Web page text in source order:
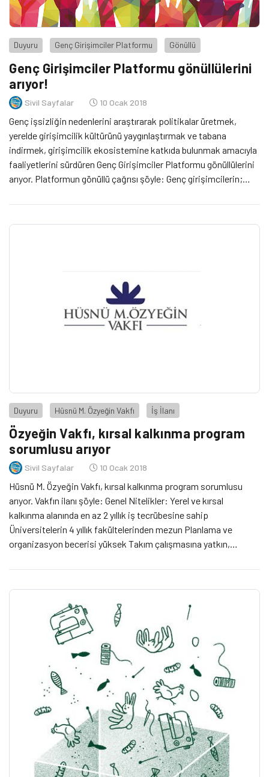
Duyuru Genç Girişimciler Platformu Gönüllü
Genç Girişimciler Platformu gönüllülerini
arıyor!
Sivil Sayfalar 10 Ocak 2018
Genç işsizliğin nedenlerini araştırarak politikalar üretmek,
yerelde girişimcilik kültürünü yaygınlaştırmak ve tabana
indirmek, girişimcilik ekosistemine katkıda bulunmak amacıyla
faaliyetlerini sürdüren Genç Girişimciler Platformu gönüllülerini
arıyor. Platformun gönüllü çağrısı şöyle: Genç girişimcilerin;
problemlerinden biri sürdürülebilirliktir. Birçok girişimci;
işletmelerini ve girişimlerini sürdürememektedir ve fikirlerini
Duyuru Hüsnü M. Özyeğin Vakfı İş İlanı
Özyeğin Vakfı, kırsal kalkınma program
sorumlusu arıyor
Sivil Sayfalar 10 Ocak 2018
Hüsnü M. Özyeğin Vakfı, kırsal kalkınma program sorumlusu
arıyor. Vakfın ilanı şöyle: Genel Nitelikler: Yerel ve kırsal
kalkınma alanında en az 2 yıllık iş tecrübesine sahip
Üniversitelerin 4 yıllık fakültelerinden mezun Planlama ve
organizasyon becerisi yüksek Takım çalışmasına yatkın,
Yoğun seyahat programlarına uyum sağlayan Çok iyi derecede
[…]